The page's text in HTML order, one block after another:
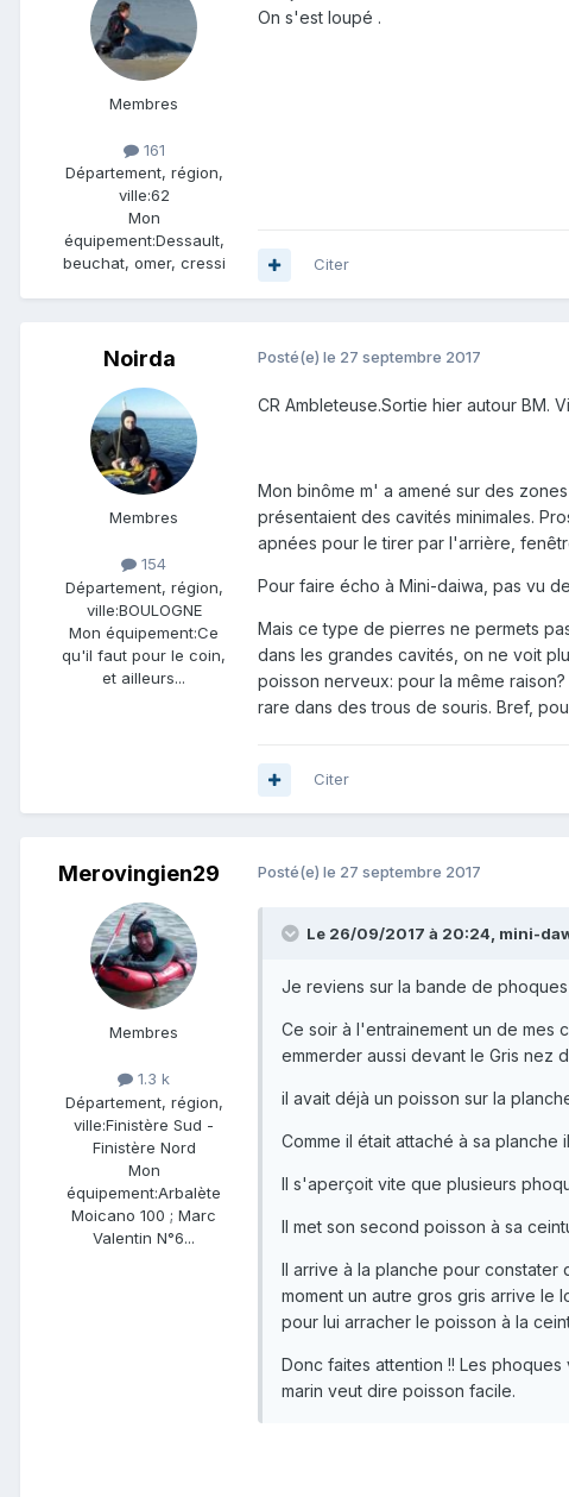
Membres
161
Département, région,
ville:62
Mon
équipement:Dessault,
beuchat, omer, cressi
On s'est loupé .
Citer
Noirda
Membres
154
Département, région,
ville:BOULOGNE
Mon équipement:Ce
qu'il faut pour le coin,
et ailleurs...
Posté(e) le 27 septembre 2017
CR Ambleteuse.Sortie hier autour BM.
Mon binôme m' a amené sur des
présentaient des cavités minimales.
apnées pour le tirer par l'arrière,
Pour faire écho à Mini-daiwa, pas vu
Mais ce type de pierres ne permets
dans les grandes cavités, on ne voit
poisson nerveux: pour la même
rare dans des trous de souris. Bref,
Citer
Merovingien29
Membres
1.3 k
Département, région,
ville:Finistère Sud -
Finistère Nord
Mon
équipement:Arbalète
Moicano 100 ; Marc
Valentin N°6...
Posté(e) le 27 septembre 2017
Le 26/09/2017 à 20:24, mini-
Je reviens sur la bande de phoques
Ce soir à l'entrainement un de mes
emmerder aussi devant le Gris nez
il avait déjà un poisson sur la
Comme il était attaché à sa
Il s'aperçoit vite que plusieurs
Il met son second poisson à sa
Il arrive à la planche pour constater
moment un autre gros gris arrive le
pour lui arracher le poisson à la
Donc faites attention !! Les
marin veut dire poisson facile.